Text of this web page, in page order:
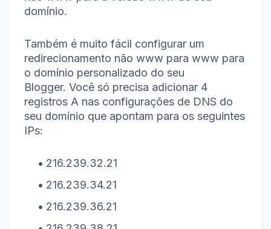
domínio.
Também é muito fácil configurar um
redirecionamento não www para www para
o domínio personalizado do seu
Blogger. Você só precisa adicionar 4
registros A nas configurações de DNS do
seu domínio que apontam para os seguintes
IPs:
216.239.32.21
216.239.34.21
216.239.36.21